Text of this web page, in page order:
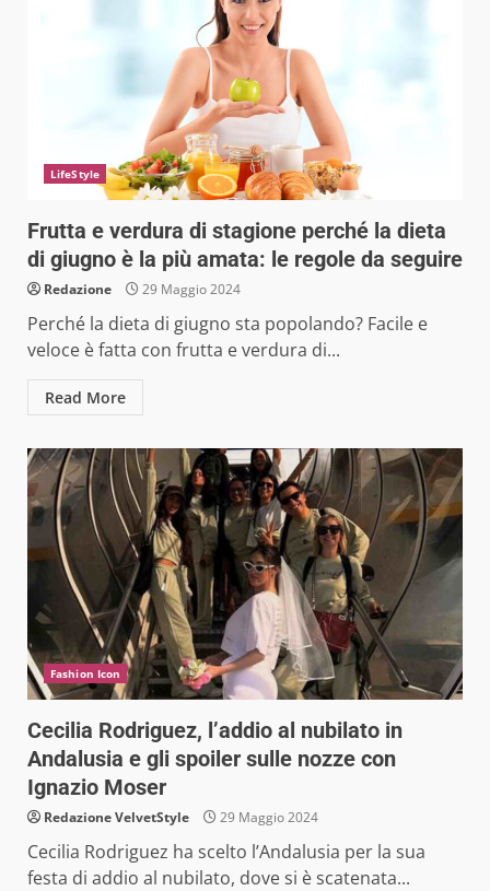
LifeStyle
Frutta e verdura di stagione perché la dieta
di giugno è la più amata: le regole da seguire
Redazione 29 Maggio 2024
Perché la dieta di giugno sta popolando? Facile e
veloce è fatta con frutta e verdura di...
Read More
Fashion Icon
Cecilia Rodriguez, l’addio al nubilato in
Andalusia e gli spoiler sulle nozze con
Ignazio Moser
Redazione VelvetStyle 29 Maggio 2024
Cecilia Rodriguez ha scelto l’Andalusia per la sua
festa di addio al nubilato, dove si è scatenata...